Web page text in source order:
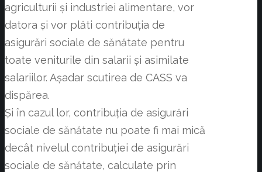
agriculturii și industriei alimentare, vor
datora și vor plăti contribuția de
asigurări sociale de sănătate pentru
toate veniturile din salarii și asimilate
salariilor. Așadar scutirea de CASS va
dispărea.
Și în cazul lor, contribuția de asigurări
sociale de sănătate nu poate fi mai mică
decât nivelul contribuției de asigurări
sociale de sănătate, calculate prin